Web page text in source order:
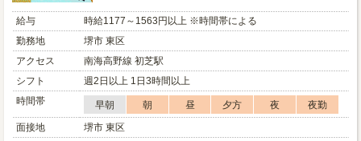
給与
時給1177～1563円以上 ※時間帯による
勤務地
堺市 東区
アクセス
南海高野線 初芝駅
シフト
週2日以上 1日3時間以上
時間帯
早朝 朝 昼 夕方 夜
夜勤
面接地
堺市 東区